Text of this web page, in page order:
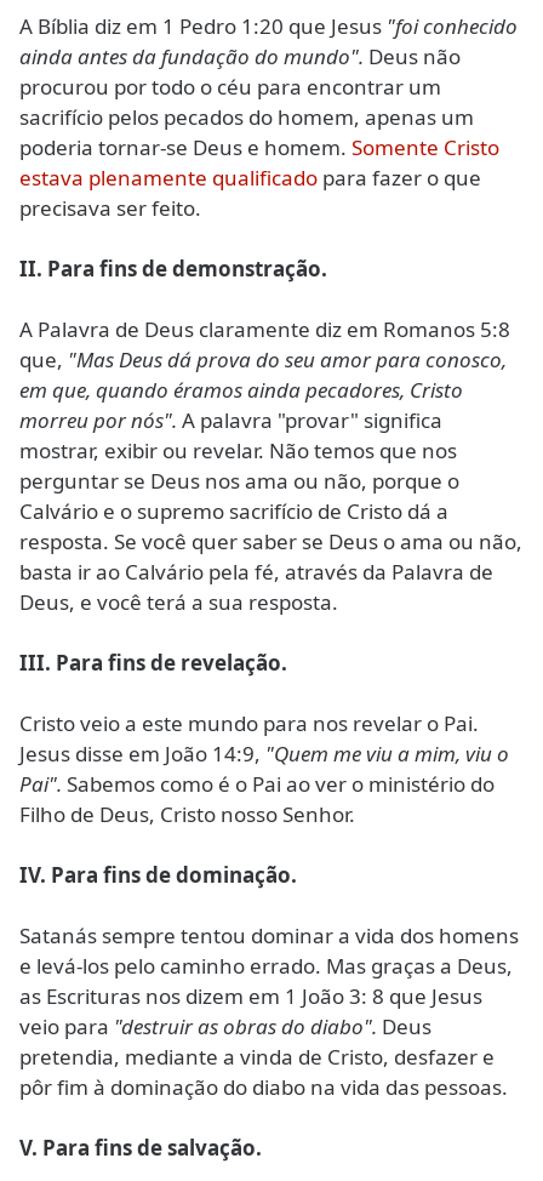
A Bíblia diz em 1 Pedro 1:20 que Jesus "foi conhecido
ainda antes da fundação do mundo". Deus não
procurou por todo o céu para encontrar um
sacrifício pelos pecados do homem, apenas um
poderia tornar-se Deus e homem. Somente Cristo
estava plenamente qualificado para fazer o que
precisava ser feito.
II. Para fins de demonstração.
A Palavra de Deus claramente diz em Romanos 5:8
que, "Mas Deus dá prova do seu amor para conosco,
em que, quando éramos ainda pecadores, Cristo
morreu por nós". A palavra "provar" significa
mostrar, exibir ou revelar. Não temos que nos
perguntar se Deus nos ama ou não, porque o
Calvário e o supremo sacrifício de Cristo dá a
resposta. Se você quer saber se Deus o ama ou não,
basta ir ao Calvário pela fé, através da Palavra de
Deus, e você terá a sua resposta.
III. Para fins de revelação.
Cristo veio a este mundo para nos revelar o Pai.
Jesus disse em João 14:9, "Quem me viu a mim, viu o
Pai". Sabemos como é o Pai ao ver o ministério do
Filho de Deus, Cristo nosso Senhor.
IV. Para fins de dominação.
Satanás sempre tentou dominar a vida dos homens
e levá-los pelo caminho errado. Mas graças a Deus,
as Escrituras nos dizem em 1 João 3: 8 que Jesus
veio para "destruir as obras do diabo". Deus
pretendia, mediante a vinda de Cristo, desfazer e
pôr fim à dominação do diabo na vida das pessoas.
V. Para fins de salvação.